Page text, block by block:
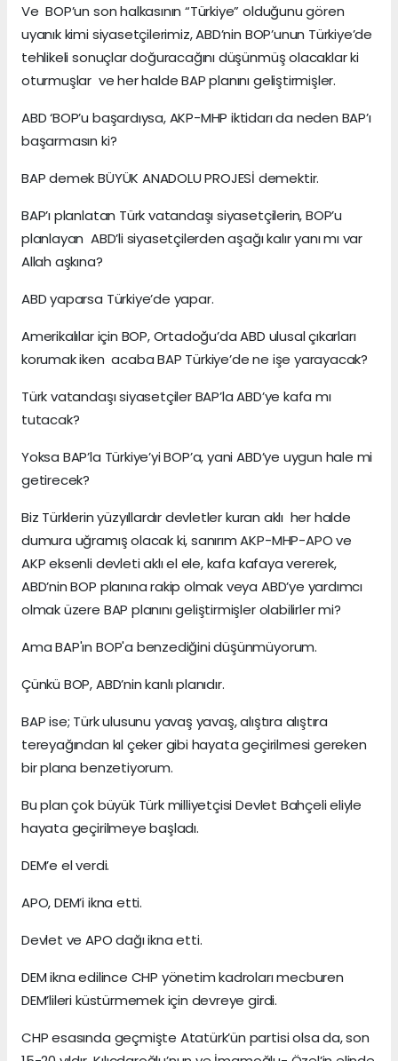
Ve BOP’un son halkasının “Türkiye” olduğunu gören
uyanık kimi siyasetçilerimiz, ABD’nin BOP’unun Türkiye’de
tehlikeli sonuçlar doğuracağını düşünmüş olacaklar ki
oturmuşlar ve her halde BAP planını geliştirmişler.
ABD ‘BOP’u başardıysa, AKP-MHP iktidarı da neden BAP’ı
başarmasın ki?
BAP demek BÜYÜK ANADOLU PROJESİ demektir.
BAP’ı planlatan Türk vatandaşı siyasetçilerin, BOP’u
planlayan ABD’li siyasetçilerden aşağı kalır yanı mı var
Allah aşkına?
ABD yaparsa Türkiye’de yapar.
Amerikalılar için BOP, Ortadoğu’da ABD ulusal çıkarları
korumak iken acaba BAP Türkiye’de ne işe yarayacak?
Türk vatandaşı siyasetçiler BAP’la ABD’ye kafa mı
tutacak?
Yoksa BAP’la Türkiye’yi BOP’a, yani ABD’ye uygun hale mi
getirecek?
Biz Türklerin yüzyıllardır devletler kuran aklı her halde
dumura uğramış olacak ki, sanırım AKP-MHP-APO ve
AKP eksenli devleti aklı el ele, kafa kafaya vererek,
ABD’nin BOP planına rakip olmak veya ABD’ye yardımcı
olmak üzere BAP planını geliştirmişler olabilirler mi?
Ama BAP'ın BOP'a benzediğini düşünmüyorum.
Çünkü BOP, ABD’nin kanlı planıdır.
BAP ise; Türk ulusunu yavaş yavaş, alıştıra alıştıra
tereyağından kıl çeker gibi hayata geçirilmesi gereken
bir plana benzetiyorum.
Bu plan çok büyük Türk milliyetçisi Devlet Bahçeli eliyle
hayata geçirilmeye başladı.
DEM’e el verdi.
APO, DEM’i ikna etti.
Devlet ve APO dağı ikna etti.
DEM ikna edilince CHP yönetim kadroları mecburen
DEM’lileri küstürmemek için devreye girdi.
CHP esasında geçmişte Atatürk’ün partisi olsa da, son